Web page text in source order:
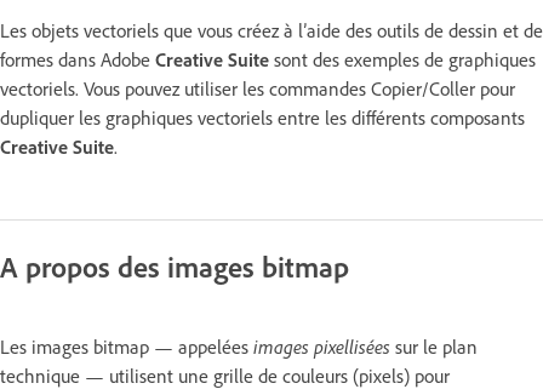
Les objets vectoriels que vous créez à l’aide des outils de dessin et de
formes dans Adobe Creative Suite sont des exemples de graphiques
vectoriels. Vous pouvez utiliser les commandes Copier/Coller pour
dupliquer les graphiques vectoriels entre les différents composants
Creative Suite.
A propos des images bitmap
Les images bitmap — appelées images pixellisées sur le plan
technique — utilisent une grille de couleurs (pixels) pour